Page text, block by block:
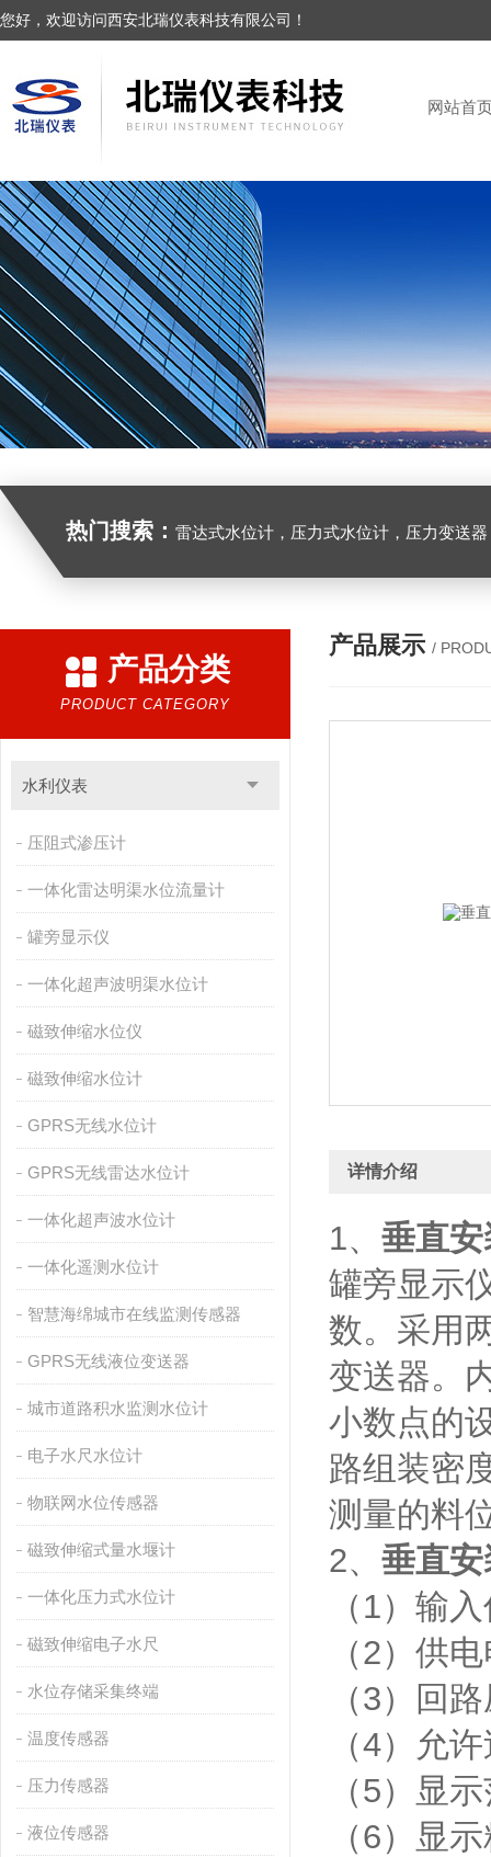
您好，欢迎访问西安北瑞仪表科技有限公司！
网站首
热门搜索： 雷达式水位计，压力式水位计，压力变送器
产品分类
PRODUCT CATEGORY
水利仪表
压阻式渗压计
一体化雷达明渠水位流量计
罐旁显示仪
一体化超声波明渠水位计
磁致伸缩水位仪
磁致伸缩水位计
GPRS无线水位计
GPRS无线雷达水位计
一体化超声波水位计
一体化遥测水位计
智慧海绵城市在线监测传感器
GPRS无线液位变送器
城市道路积水监测水位计
电子水尺水位计
物联网水位传感器
磁致伸缩式量水堰计
一体化压力式水位计
磁致伸缩电子水尺
水位存储采集终端
温度传感器
压力传感器
液位传感器
产品展示 /
详情介绍
1、 垂直
罐旁显示
数。采用
变送器。
小数点的
路组装密
测量的料
2、 垂直
（1）输
（2）供
（3）回
（4）允
（5）显
（6）显